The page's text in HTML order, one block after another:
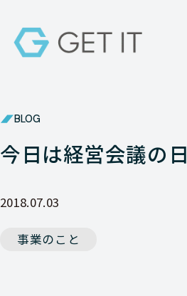
BLOG
今日は経営会議の日
2018.07.03
事業のこと